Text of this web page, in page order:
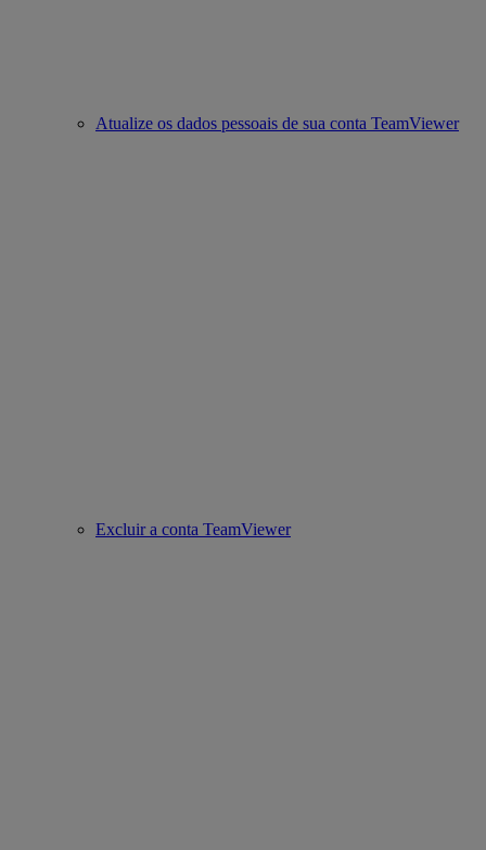
Atualize os dados pessoais de sua conta TeamViewer
Excluir a conta TeamViewer